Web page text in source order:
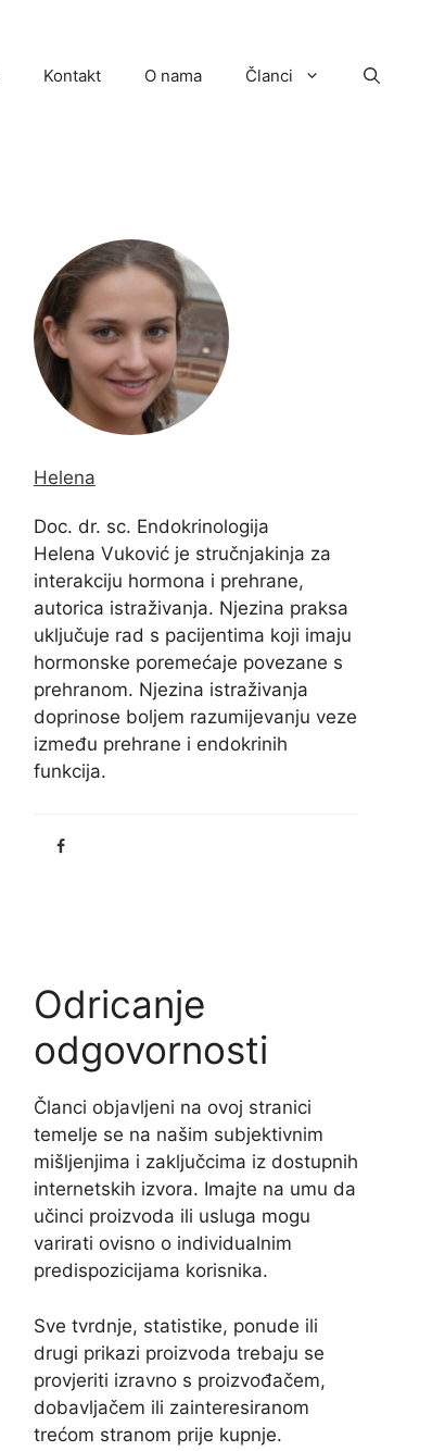
Kontakt O nama Članci
Helena
Doc. dr. sc. Endokrinologija
Helena Vuković je stručnjakinja za
interakciju hormona i prehrane,
autorica istraživanja. Njezina praksa
uključuje rad s pacijentima koji imaju
hormonske poremećaje povezane s
prehranom. Njezina istraživanja
doprinose boljem razumijevanju veze
između prehrane i endokrinih
funkcija.
Odricanje
odgovornosti
Članci objavljeni na ovoj stranici
temelje se na našim subjektivnim
mišljenjima i zaključcima iz dostupnih
internetskih izvora. Imajte na umu da
učinci proizvoda ili usluga mogu
varirati ovisno o individualnim
predispozicijama korisnika.
Sve tvrdnje, statistike, ponude ili
drugi prikazi proizvoda trebaju se
provjeriti izravno s proizvođačem,
dobavljačem ili zainteresiranom
trećom stranom prije kupnje.